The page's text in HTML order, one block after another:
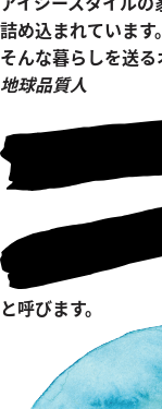
アイジースタイル
詰め込まれています。
そんな暮らしを送
地球品質人
と呼びます。